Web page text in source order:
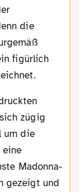
die
figürlich
zügig
um die
eine
Madonna-
gezeigt und